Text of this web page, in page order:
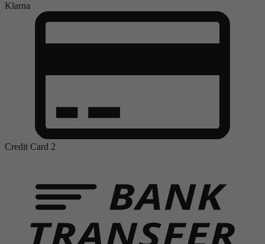
Klarna
Credit Card 2